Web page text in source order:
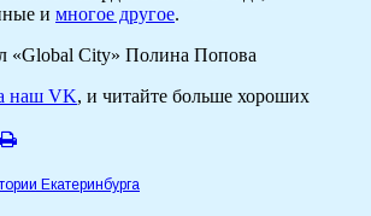
и многое другое.
«Global City» Полина Попова
наш VK, и читайте больше хороших
Екатеринбурга